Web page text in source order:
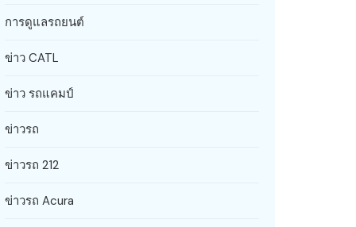
การดูแลรถยนต์
ข่าว CATL
ข่าว รถแคมป์
ข่าวรถ
ข่าวรถ 212
ข่าวรถ Acura